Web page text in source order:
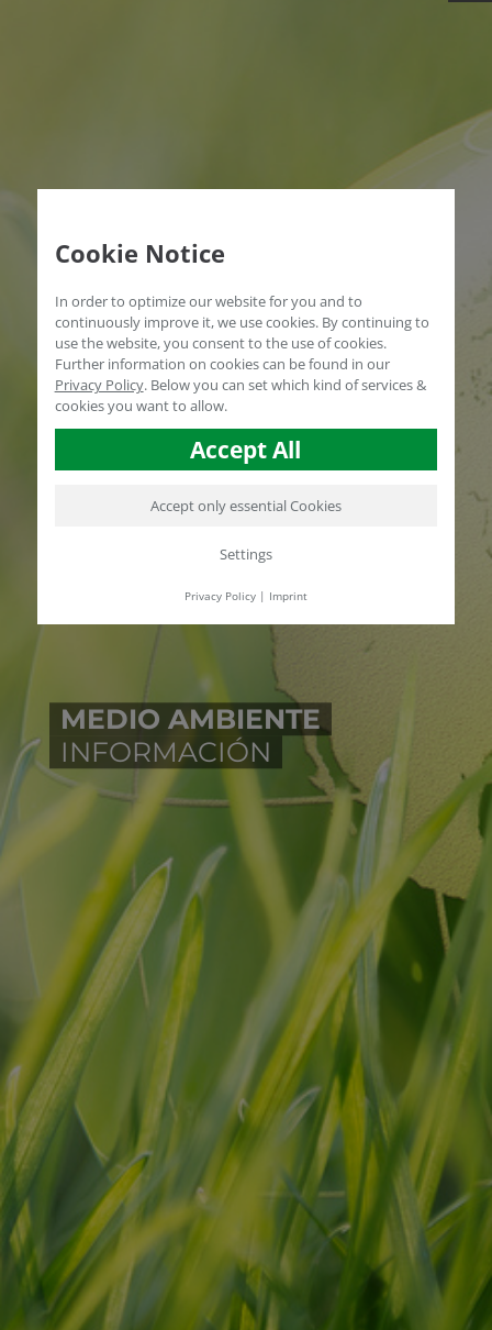
MEDIO AMBIENTE
INFORMACIÓN
Cookie Notice
In order to optimize our website for you and to
continuously improve it, we use cookies. By continuing to
use the website, you consent to the use of cookies.
Further information on cookies can be found in our
Privacy Policy. Below you can set which kind of services &
cookies you want to allow.
Accept All
Accept only essential Cookies
Settings
Privacy Policy| Imprint